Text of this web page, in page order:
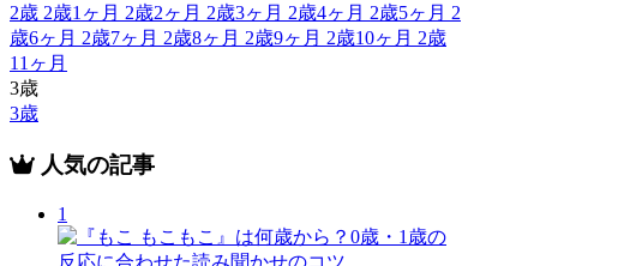
2歳 2歳1ヶ月 2歳2ヶ月 2歳3ヶ月 2歳4ヶ月 2歳5ヶ月 2
歳6ヶ月 2歳7ヶ月 2歳8ヶ月 2歳9ヶ月 2歳10ヶ月 2歳
11ヶ月
3歳
3歳
人気の記事
1